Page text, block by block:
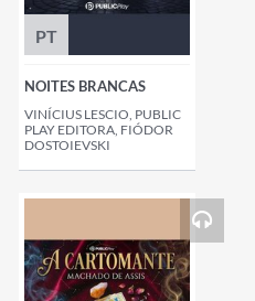
PT
NOITES BRANCAS
VINÍCIUS LESCIO, PUBLIC
PLAY EDITORA, FIÓDOR
DOSTOIEVSKI